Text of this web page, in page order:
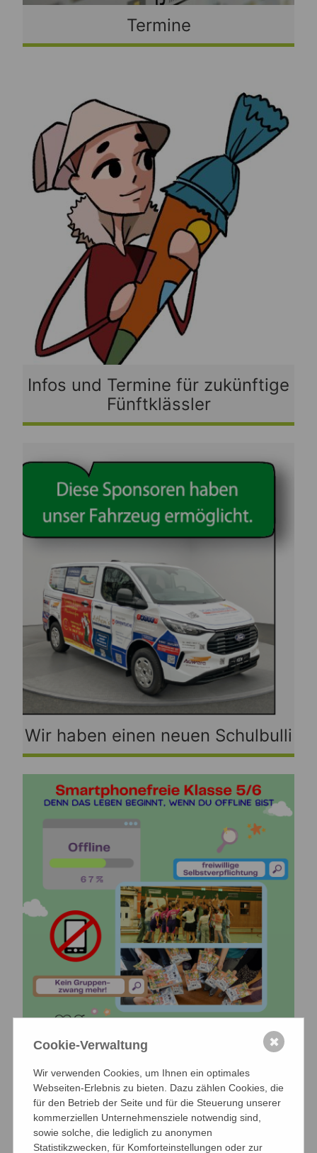
Termine
Infos und Termine für zukünftige
Fünftklässler
Wir haben einen neuen Schulbulli
Neu: Handyfreie Klasse
Cookie-Verwaltung
Wir verwenden Cookies, um Ihnen ein optimales
Webseiten-Erlebnis zu bieten. Dazu zählen Cookies, die
für den Betrieb der Seite und für die Steuerung unserer
kommerziellen Unternehmensziele notwendig sind,
sowie solche, die lediglich zu anonymen
Statistikzwecken, für Komforteinstellungen oder zur
✖